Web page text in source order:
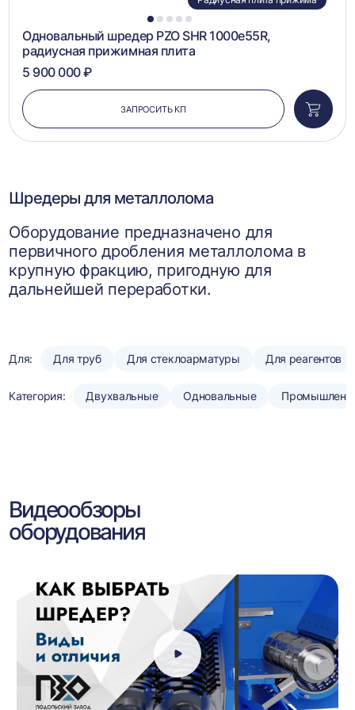
1 2 3 4 5
Одновальный шредер PZO SHR 1000e55R,
радиусная прижимная плита
5 900 000 ₽
ЗАПРОСИТЬ КП
в
Шредеры для металлолома
Оборудование предназначено для
первичного дробления металлолома в
крупную фракцию, пригодную для
дальнейшей переработки.
Для: Для труб Для стеклоарматуры Для реагентов
Категория: Двухвальные Одновальные
Видеообзоры
оборудования